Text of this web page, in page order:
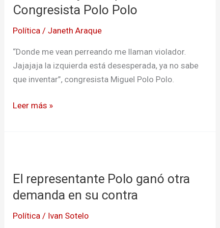
Congresista Polo Polo
Política / Janeth Araque
“Donde me vean perreando me llaman violador.
Jajajaja la izquierda está desesperada, ya no sabe
que inventar”, congresista Miguel Polo Polo.
al
Polo
Polo
Leer más »
El representante Polo ganó otra
demanda en su contra
Política / Ivan Sotelo
Polo
ganó
demanda